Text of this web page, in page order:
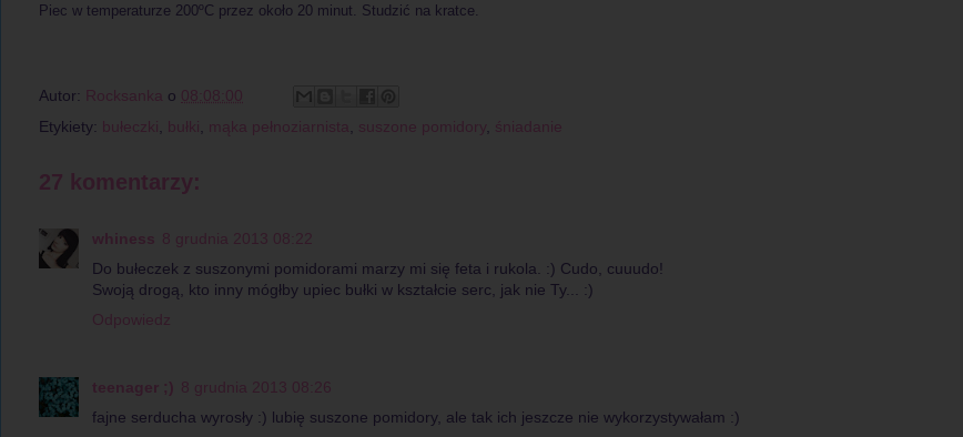
Piec w temperaturze 200ºC przez około 20 minut. Studzić na kratce.
Autor: Rocksanka o 08:08:00
Etykiety: bułeczki, bułki, mąka pełnoziarnista, suszone pomidory, śniadanie
27 komentarzy:
whiness 8 grudnia 2013 08:22
Do bułeczek z suszonymi pomidorami marzy mi się feta i rukola. :) Cudo, cuuudo!
Swoją drogą, kto inny mógłby upiec bułki w kształcie serc, jak nie Ty... :)
Odpowiedz
teenager ;) 8 grudnia 2013 08:26
fajne serducha wyrosły :) lubię suszone pomidory, ale tak ich jeszcze nie wykorzystywałam :)